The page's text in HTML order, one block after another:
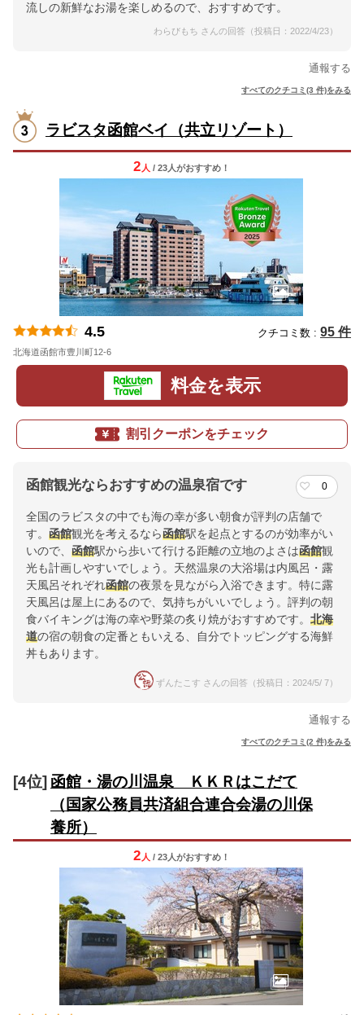
流しの新鮮なお湯を楽しめるので、おすすめです。
わらびもち さんの回答（投稿日：2022/4/23）
通報する
すべてのクチコミ(3 件)をみる
ラビスタ函館ベイ（共立リゾート）
2 人 / 23人がおすすめ！
4.5 クチコミ数 : 95 件
北海道函館市豊川町12-6
料金を表示
割引クーポンをチェック
函館観光ならおすすめの温泉宿です 0
全国のラビスタの中でも海の幸が多い朝食が評判の店舗で
す。 函館観光を考えるなら函館駅を起点とするのが効率がい
いので、 函館駅から歩いて行ける距離の立地のよさは函館観
光も計画しやすいでしょう。天然温泉の大浴場は内風呂・露
天風呂それぞれ函館の夜景を見ながら入浴できます。特に露
天風呂は屋上にあるので、気持ちがいいでしょう。評判の朝
食バイキングは海の幸や野菜の炙り焼がおすすめです。 北海
道の宿の朝食の定番ともいえる、自分でトッピングする海鮮
丼もあります。
ずんたこす さんの回答（投稿日：2024/5/ 7）
通報する
すべてのクチコミ(2 件)をみる
[4位] 函館・湯の川温泉 ＫＫＲはこだて
（国家公務員共済組合連合会湯の川保
養所）
2 人 / 23人がおすすめ！